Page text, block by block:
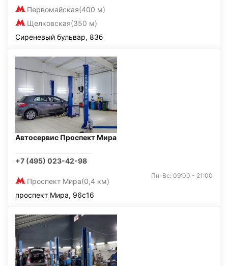
Первомайская(400 м)
Щелковская(350 м)
Сиреневый бульвар, 83б
Автосервис Проспект Мира
+7 (495) 023-42-98
Проспект Мира(0,4 км)
Пн-Вс: 09:00 - 21:00
проспект Мира, 96с16